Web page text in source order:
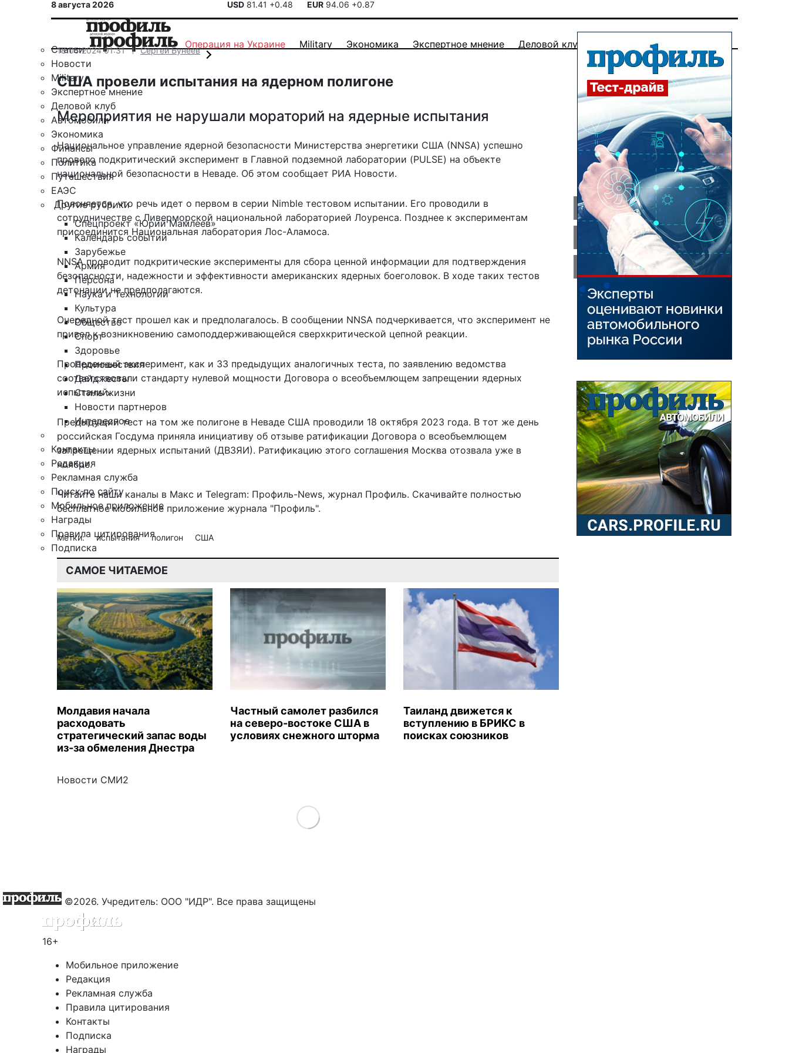
8 августа 2026 USD 81.41 +0.48 EUR 94.06 +0.87
Статьи
Новости
Military
Экспертное мнение
Деловой клуб
Автомобили
Экономика
Финансы
Политика
Путешествия
ЕАЭС
Другие рубрики
Спецпроект «Юрий Мамлеев»
Календарь событий
Зарубежье
Армия
Персона
Наука и Технологии
Культура
Общество
Спорт
Здоровье
Происшествия
Дайджесты
Стиль жизни
Новости партнеров
Интересное
Контакты
Редакция
Рекламная служба
Поиск по сайту
Мобильное приложение
Награды
Правила цитирования
Подписка
Операция на Украине Military Экономика Экспертное мнение Деловой клуб
18.05.2024 01:31 Сергей Бунеев
США провели испытания на ядерном полигоне
Мероприятия не нарушали мораторий на ядерные испытания
Национальное управление ядерной безопасности Министерства энергетики США (NNSA) успешно
провело подкритический эксперимент в Главной подземной лаборатории (PULSE) на объекте
национальной безопасности в Неваде. Об этом сообщает РИА Новости.
Поясняется, что речь идет о первом в серии Nimble тестовом испытании. Его проводили в
сотрудничестве с Ливерморской национальной лабораторией Лоуренса. Позднее к экспериментам
присоединится Национальная лаборатория Лос-Аламоса.
NNSA проводит подкритические эксперименты для сбора ценной информации для подтверждения
безопасности, надежности и эффективности американских ядерных боеголовок. В ходе таких тестов
детонации не предполагаются.
Очередной тест прошел как и предполагалось. В сообщении NNSA подчеркивается, что эксперимент не
привелк возникновению самоподдерживающейся сверхкритической цепной реакции.
Проведенный эксперимент, как и 33 предыдущих аналогичных теста, по заявлению ведомства
соответствовали стандарту нулевой мощности Договора о всеобъемлющем запрещении ядерных
испытаний.
Предыдущий тест на том же полигоне в Неваде США проводили 18 октября 2023 года. В тот же день
российская Госдума приняла инициативу об отзыве ратификации Договора о всеобъемлющем
запрещении ядерных испытаний (ДВЗЯИ). Ратификацию этого соглашения Москва отозвала уже в
ноябре.
Читайте наши каналы в Макс и Telegram: Профиль-News, журнал Профиль. Скачивайте полностью
бесплатное мобильное приложение журнала "Профиль".
Метки: испытания полигон США
САМОЕ ЧИТАЕМОЕ
Молдавия начала
расходовать
стратегический запас воды
из-за обмеления Днестра
Частный самолет разбился
на северо-востоке США в
условиях снежного шторма
Таиланд движется к
вступлению в БРИКС в
поисках союзников
Новости СМИ2
Load More
©2026. Учредитель: ООО "ИДР". Все права защищены
16+
Мобильное приложение
Редакция
Рекламная служба
Правила цитирования
Контакты
Подписка
Награды